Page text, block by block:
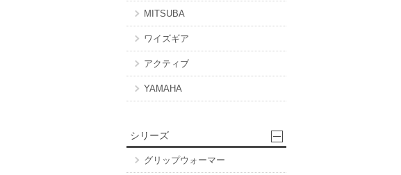
MITSUBA
ワイズギア
アクティブ
YAMAHA
シリーズ
グリップウォーマー